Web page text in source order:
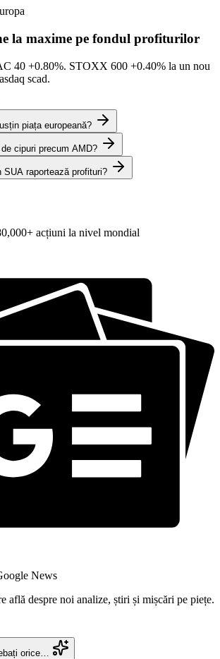
la maxime pe fondul profiturilor
40 +0.80%. STOXX 600 +0.40% la un nou
scad.
piața europeană?
cipuri precum AMD?
SUA raportează profituri?
acțiuni la nivel mondial
News
află despre noi analize, știri și mișcări pe piețe.
orice…